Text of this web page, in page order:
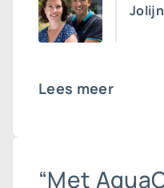
Lees meer
“Met